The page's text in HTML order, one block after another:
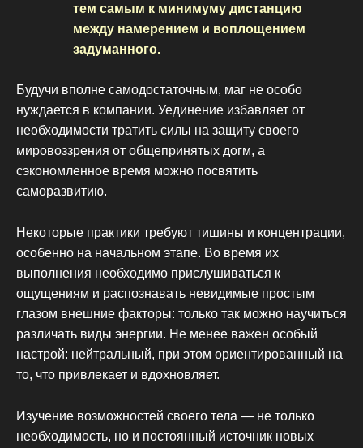
тем самым к минимуму дистанцию
между намерением и воплощением
задуманного.
Будучи вполне самодостаточным, маг не особо
нуждается в компании. Уединение избавляет от
необходимости тратить силы на защиту своего
мировоззрения от общепринятых догм, а
сэкономленное время можно посвятить
саморазвитию.
Некоторые практики требуют тишины и концентрации,
особенно на начальном этапе. Во время их
выполнения необходимо прислушиваться к
ощущениям и распознавать невидимые простым
глазом внешние факторы: только так можно научиться
различать виды энергии. Не менее важен особый
настрой: нейтральный, при этом ориентированный на
то, что привлекает и вдохновляет.
Изучение возможностей своего тела — не только
необходимость, но и постоянный источник новых